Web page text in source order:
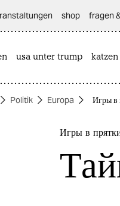
shop fragen
usa unter trump katzen
Politik Europa Игры в
Игры в